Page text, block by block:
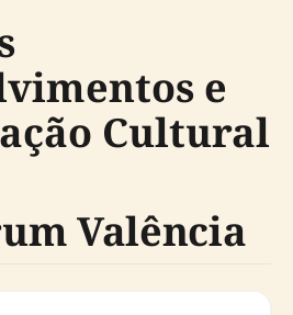
e
Cultural
Valência